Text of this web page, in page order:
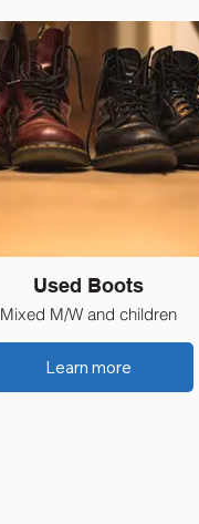
Used Boots
Mixed M/W and children
Learn more